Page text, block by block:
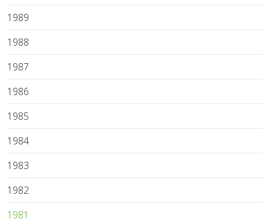
1989
1988
1987
1986
1985
1984
1983
1982
1981